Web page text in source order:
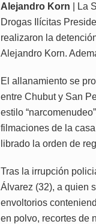
Alejandro Korn | La
Drogas Ilícitas
realizaron la
Alejandro Korn.
El allanamiento se
entre Chubut y San
estilo
filmaciones de la
librado la orden de
Tras la irrupción
Álvarez (32), a quien
envoltorios
en polvo, recortes de